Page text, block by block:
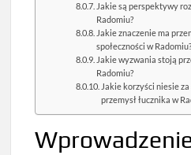
Jakie są perspektywy
Radomiu?
Jakie znaczenie ma
społeczności w Radomiu?
Jakie wyzwania stoją
Radomiu?
Jakie korzyści niesie
przemysł łucznika w